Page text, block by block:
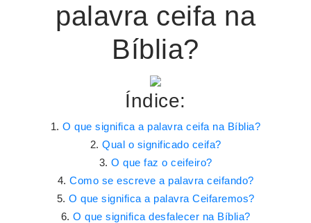
palavra ceifa na
Bíblia?
Índice:
O que significa a palavra ceifa na Bíblia?
Qual o significado ceifa?
O que faz o ceifeiro?
Como se escreve a palavra ceifando?
O que significa a palavra Ceifaremos?
O que significa desfalecer na Bíblia?